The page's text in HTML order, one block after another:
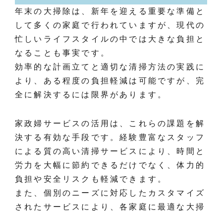
年末の大掃除は、新年を迎える重要な準備と
して多くの家庭で行われていますが、現代の
忙しいライフスタイルの中では大きな負担と
なることも事実です。
効率的な計画立てと適切な清掃方法の実践に
より、ある程度の負担軽減は可能ですが、完
全に解決するには限界があります。
家政婦サービスの活用は、これらの課題を解
決する有効な手段です。経験豊富なスタッフ
による質の高い清掃サービスにより、時間と
労力を大幅に節約できるだけでなく、体力的
負担や安全リスクも軽減できます。
また、個別のニーズに対応したカスタマイズ
されたサービスにより、各家庭に最適な大掃